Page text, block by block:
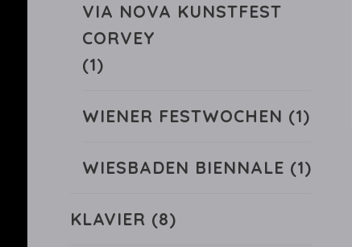
VIA NOVA KUNSTFEST
CORVEY
(1)
WIENER FESTWOCHEN (1)
WIESBADEN BIENNALE (1)
KLAVIER (8)